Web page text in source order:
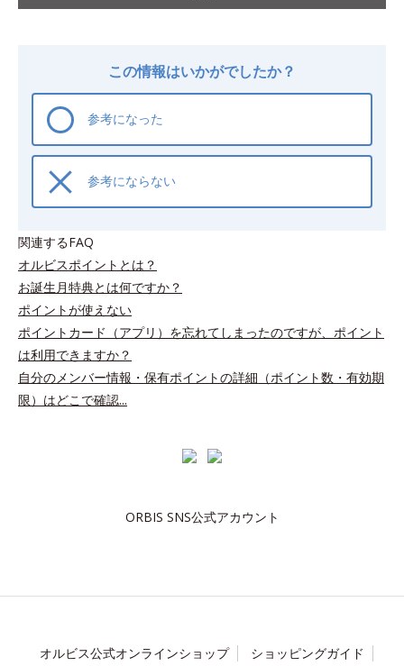
この情報はいかがでしたか？
参考になった
参考にならない
関連するFAQ
オルビスポイントとは？
お誕生月特典とは何ですか？
ポイントが使えない
ポイントカード（アプリ）を忘れてしまったのですが、ポイント
は利用できますか？
自分のメンバー情報・保有ポイントの詳細（ポイント数・有効期
限）はどこで確認...
ORBIS SNS公式アカウント
オルビス公式オンラインショップ ショッピングガイド